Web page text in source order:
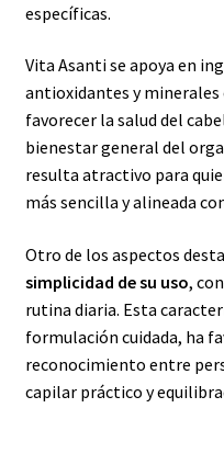
específicas.
Vita Asanti se apoya en
antioxidantes y minerales
favorecer la salud del
bienestar general del
resulta atractivo para
más sencilla y alineada
Otro de los aspectos
simplicidad de su uso,
rutina diaria. Esta
formulación cuidada, ha
reconocimiento entre
capilar práctico y